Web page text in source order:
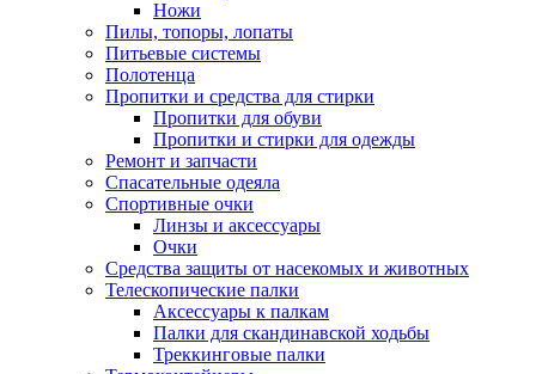
Ножи
Пилы, топоры, лопаты
Питьевые системы
Полотенца
Пропитки и средства для стирки
Пропитки для обуви
Пропитки и стирки для одежды
Ремонт и запчасти
Спасательные одеяла
Спортивные очки
Линзы и аксессуары
Очки
Средства защиты от насекомых и животных
Телескопические палки
Аксессуары к палкам
Палки для скандинавской ходьбы
Треккинговые палки